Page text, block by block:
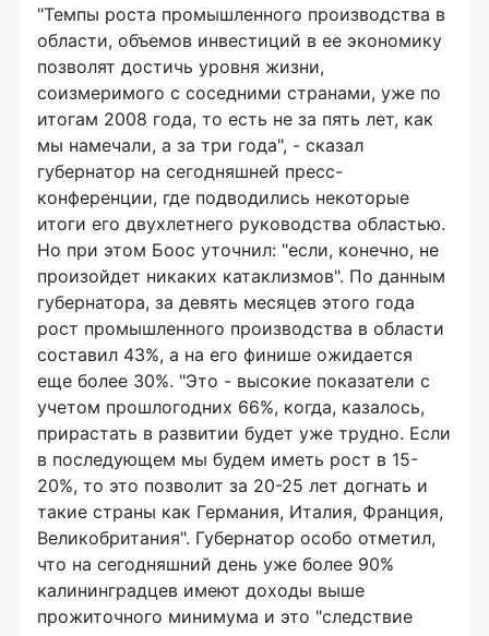
"Темпы роста промышленного производства в
области, объемов инвестиций в ее экономику
позволят достичь уровня жизни,
соизмеримого с соседними странами, уже по
итогам 2008 года, то есть не за пять лет, как
мы намечали, а за три года", - сказал
губернатор на сегодняшней пресс-
конференции, где подводились некоторые
итоги его двухлетнего руководства областью.
Но при этом Боос уточнил: "если, конечно, не
произойдет никаких катаклизмов". По данным
губернатора, за девять месяцев этого года
рост промышленного производства в области
составил 43%, а на его финише ожидается
еще более 30%. "Это - высокие показатели с
учетом прошлогодних 66%, когда, казалось,
прирастать в развитии будет уже трудно. Если
в последующем мы будем иметь рост в 15-
20%, то это позволит за 20-25 лет догнать и
такие страны как Германия, Италия, Франция,
Великобритания". Губернатор особо отметил,
что на сегодняшний день уже более 90%
калининградцев имеют доходы выше
прожиточного минимума и это "следствие